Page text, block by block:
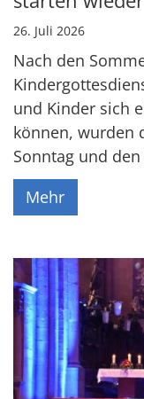
26. Juli 2026
Nach den
und Kinder sich
können, wurden
Sonntag und
Mehr